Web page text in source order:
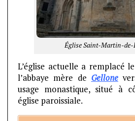
Église Saint-Martin-de-
L’église actuelle a remplacé
l’abbaye mère de Gellone
usage monastique, situé à
église paroissiale.